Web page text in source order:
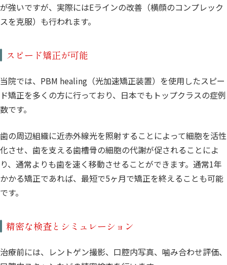
が強いですが、実際にはEラインの改善（横顔のコンプレック
スを克服）も行われます。
スピード矯正が可能
当院では、PBM healing（光加速矯正装置）を使用したスピー
ド矯正を多くの方に行っており、日本でもトップクラスの症例
数です。
歯の周辺組織に近赤外線光を照射することによって細胞を活性
化させ、歯を支える歯槽骨の細胞の代謝が促されることによ
り、通常よりも歯を速く移動させることができます。通常1年
かかる矯正であれば、最短で5ヶ月で矯正を終えることも可能
です。
精密な検査とシミュレーション
治療前には、レントゲン撮影、口腔内写真、噛み合わせ評価、